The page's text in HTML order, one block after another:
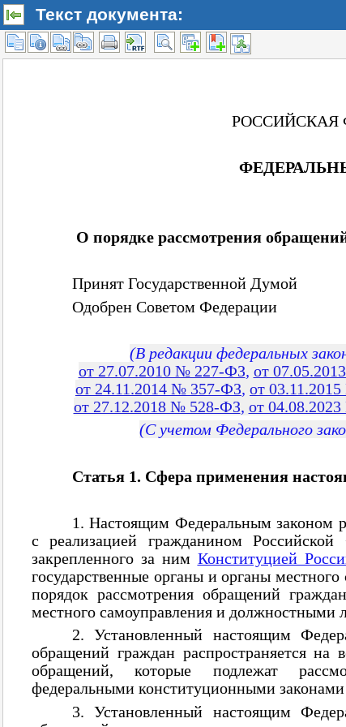
Текст документа: